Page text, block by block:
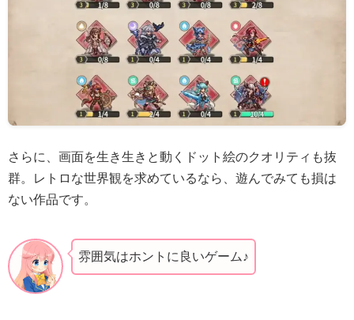
さらに、画面を生き生きと動くドット絵のクオリティも抜
群。レトロな世界観を求めているなら、遊んでみても損は
ない作品です。
雰囲気はホントに良いゲーム♪